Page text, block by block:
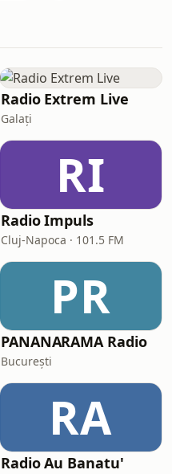
Radio Extrem Live
Galați
RI
Radio Impuls
Cluj-Napoca · 101.5 FM
PR
PANANARAMA Radio
București
RA
Radio Au Banatu'